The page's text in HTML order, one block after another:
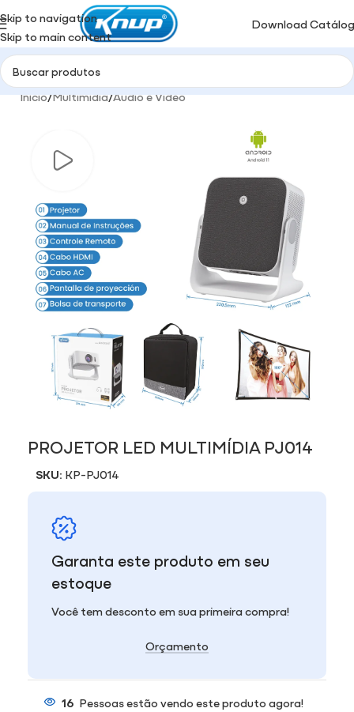
Skip to navigation
Skip to main content
Download
Início/Multimidia/Áudio e Video
PROJETOR LED MULTIMÍDIA PJ014
SKU: KP-PJ014
Garanta este produto em seu
estoque
Você tem desconto em sua primeira compra!
Orçamento
16 Pessoas estão vendo este produto agora!